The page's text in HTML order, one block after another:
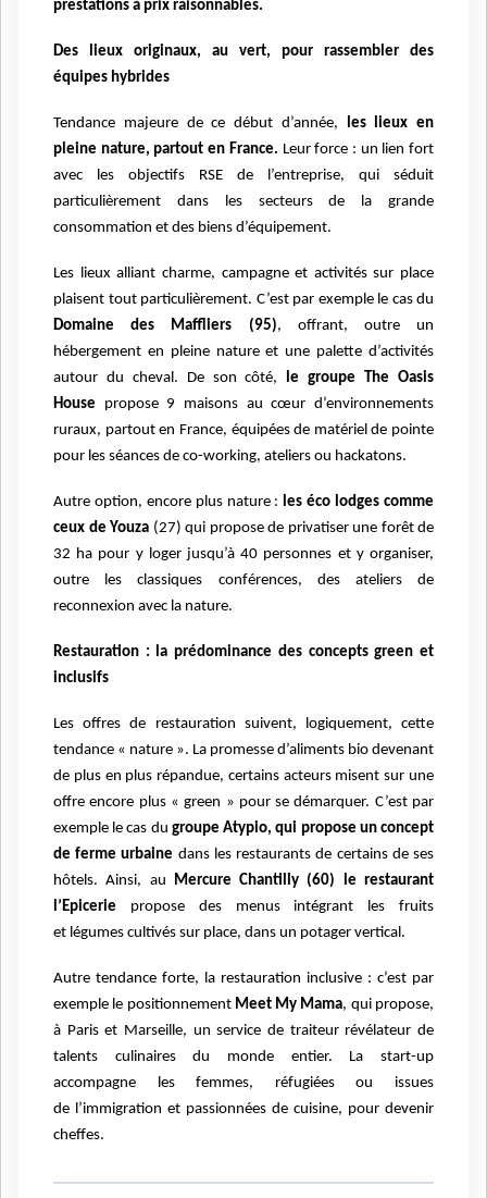
prestations à prix raisonnables.
Des lieux originaux, au vert, pour rassembler des
équipes hybrides
Tendance majeure de ce début d’année, les lieux en
pleine nature, partout en France. Leurforce : un lien fort
avec les objectifs RSE de l’entreprise, qui séduit
particulièrement dans les secteurs de la grande
consommation et des biens d’équipement.
Les lieux alliant charme, campagne et activités sur place
plaisent tout particulièrement. C’est par exemple le cas du
Domaine des Maffliers (95), offrant, outre un
hébergement en pleine nature et une palette d’activités
autour du cheval.
De son côté,
le groupe The Oasis
House propose 9 maisons au cœur d’environnements
ruraux, partout en France, équipées de matériel de pointe
pour les séances de co-working, ateliers ou hackatons.
Autre option, encore plus nature : les éco lodges comme
ceux de Youza (27) qui propose de privatiser une forêt de
32 ha pour y loger jusqu’à 40 personnes et y organiser,
outre lesclassiques conférences, des ateliers de
reconnexion avec la nature.
Restauration : la prédominance des concepts green et
inclusifs
Les offres de restauration suivent, logiquement, cette
tendance « nature ». La promesse d’aliments bio devenant
de plus en plus répandue, certains acteurs misent sur une
offreencore plus « green » pour se démarquer. C’est par
exemple le cas du groupe Atypio, qui propose un concept
de ferme urbaine dans les restaurants de certains de ses
hôtels. Ainsi, au
Mercure Chantilly (60) le restaurant
l’Epicerie propose des menus intégrant les fruits
et légumes cultivés sur place, dans un potager vertical.
Autre tendance forte, la restauration inclusive : c’est par
exemple le positionnement Meet My Mama, qui propose,
à Paris et Marseille, un service de traiteur révélateur de
talents culinaires du monde entier. La start-up
accompagne les femmes, réfugiées ou issues
de l’immigration et passionnées de cuisine, pour devenir
cheffes.